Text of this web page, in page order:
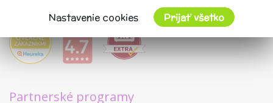
Partnerské programy
Nastavenie cookies Prijať všetko